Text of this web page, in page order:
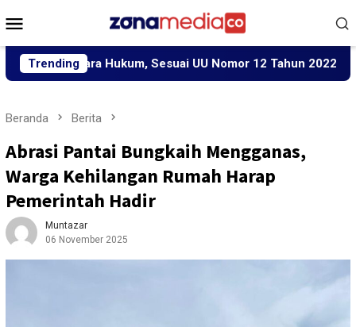
ke
Mobile
Trending
Hukum, Sesuai UU Nomor 12 Tahun 2022 Tentang TPKS
Beranda Berita
Abrasi Pantai Bungkaih Mengganas,
Warga Kehilangan Rumah Harap
Pemerintah Hadir
Muntazar
06 November 2025